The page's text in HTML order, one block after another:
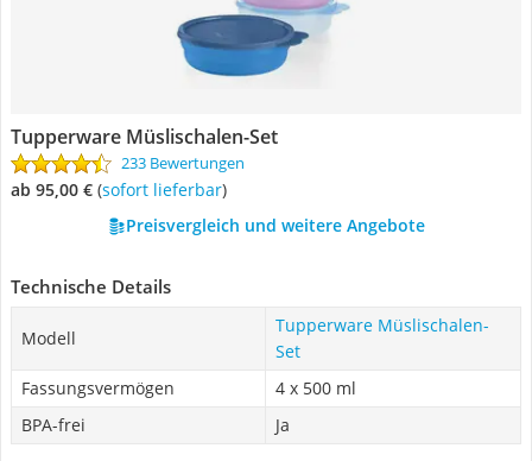
Tupperware Müslischalen-Set
233 Bewertungen
ab 95,00 € ( Sofort lieferbar)
Preisvergleich und weitere Angebote
Technische Details
Modell
Tupperware Müslischalen-
Set
Fassungsvermögen
4 x 500 ml
BPA-frei
Ja